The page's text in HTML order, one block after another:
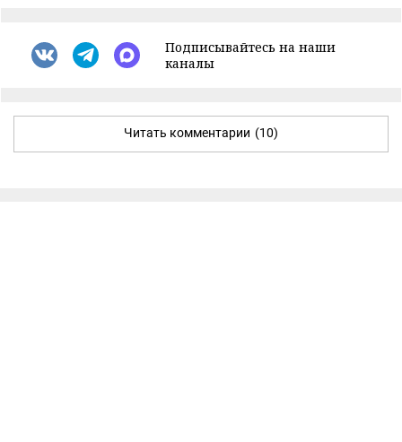
Подписывайтесь на наши
каналы
Читать комментарии (10)